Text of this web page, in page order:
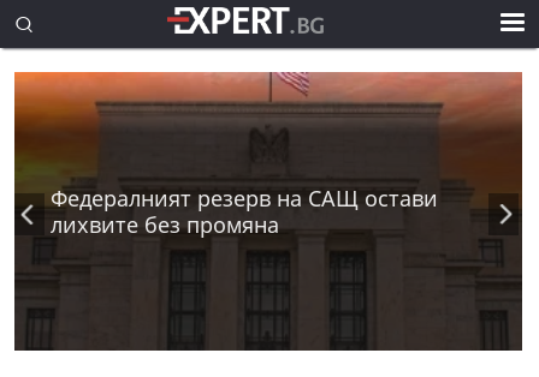
Федералният резерв на САЩ остави
лихвите без промяна